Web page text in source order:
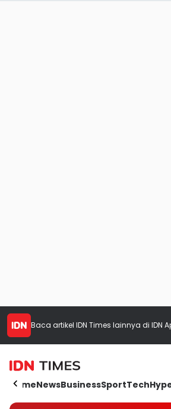
Baca artikel IDN Times lainnya di IDN
HomeNewsBusinessSportTech